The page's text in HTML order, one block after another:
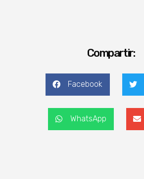
Compartir:
Facebook
WhatsApp